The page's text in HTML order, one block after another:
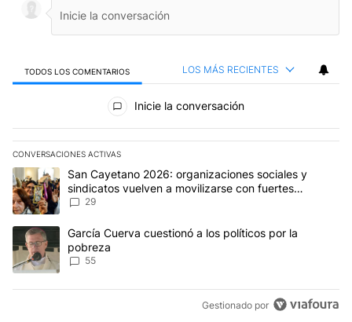
TODOS LOS COMENTARIOS LOS MÁS RECIENTES
Todos los comentarios
Inicie la conversación
CONVERSACIONES ACTIVAS
Este listado muestra los artículos con más comentarios en los
Un artículo de tendencia con el título "San Cayetano 2026:
San Cayetano 2026: organizaciones sociales y
sindicatos vuelven a movilizarse con fuertes
reclamos al Gobierno
29
Un artículo de tendencia con el título "García Cuerva cuestionó
García Cuerva cuestionó a los políticos por la
pobreza
55
Gestionado por